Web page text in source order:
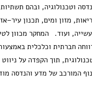
וטכנולוגיה, ובהם
מזון ומים, תכנון
ועוד. המחקר מכוון
חברתית וכלכלית
תוך הקפדה על
המורכב של מדע והנדסה